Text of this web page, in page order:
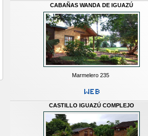
CABAÑAS WANDA DE IGUAZÚ
Marmelero 235
CASTILLO IGUAZÚ COMPLEJO